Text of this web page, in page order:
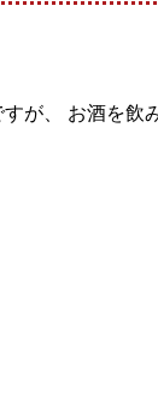
が、 お酒を飲